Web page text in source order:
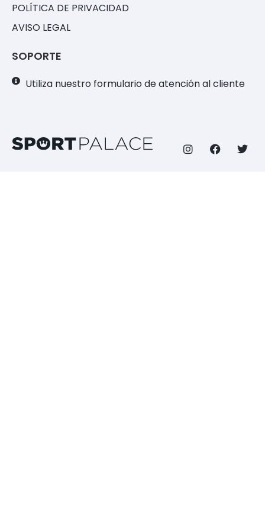
POLÍTICA DE PRIVACIDAD
AVISO LEGAL
SOPORTE
Utiliza nuestro formulario de atención al cliente